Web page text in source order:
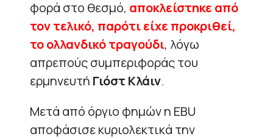
φορά στο θεσμό, αποκλείστηκε από
τον τελικό, παρότι είχε προκριθεί,
το ολλανδικό τραγούδι, λόγω
απρεπούς συμπεριφοράς του
ερμηνευτή Γιόστ Κλάιν.
Μετά από όργιο φημών η EBU
αποφάσισε κυριολεκτικά την